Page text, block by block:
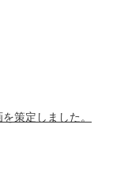
策定しました。